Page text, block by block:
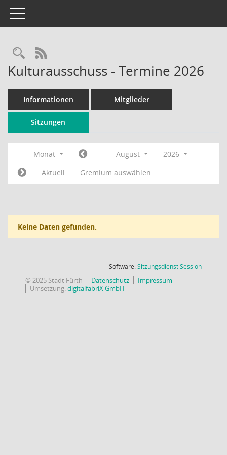
Toggle navigation
Rechercheauswahl
RSS-Feed
Kulturausschuss - Termine 2026
Informationen Mitglieder
Sitzungen
Monat August
2026
Aktuell
Gremium auswählen
Keine Daten gefunden.
Software:SitzungsdienstSession(Wird in
© 2025 Stadt Fürth Datenschutz
Impressum
Umsetzung:digitalfabriX GmbH